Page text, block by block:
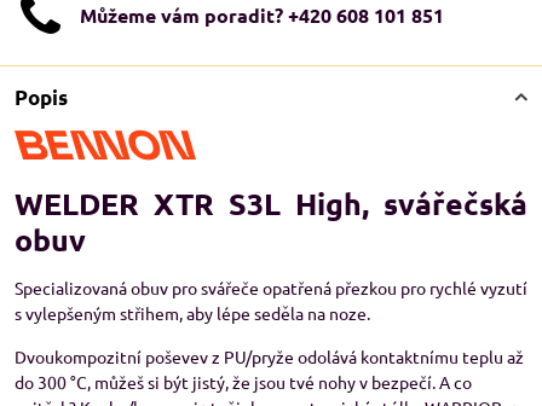
Můžeme vám poradit? +420 608 101 851
Popis
WELDER XTR S3L High, svářečská
obuv
Specializovaná obuv pro svářeče opatřená přezkou pro rychlé vyzutí
s vylepšeným střihem, aby lépe seděla na noze.
Dvoukompozitní poševev z PU/pryže odolává kontaktnímu teplu až
do 300 °C, můžeš si být jistý, že jsou tvé nohy v bezpečí. A co